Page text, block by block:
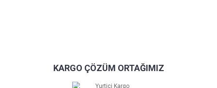
KARGO ÇÖZÜM ORTAĞIMIZ